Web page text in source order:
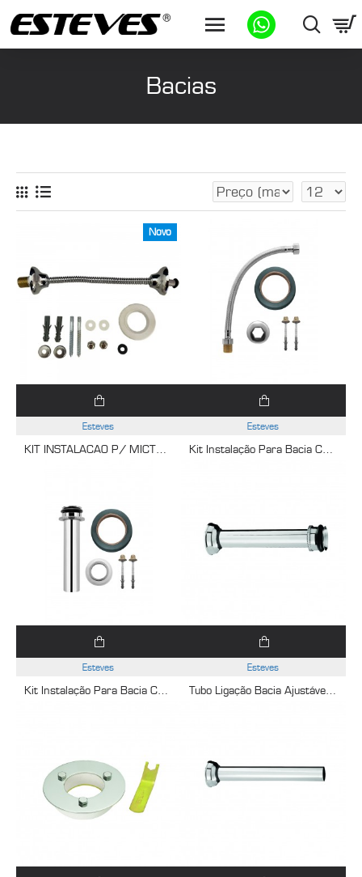
Bacias
Novo
Esteves
KIT INSTALACAO P/ MICTORIO 713 E 715 VLC466CWG
Esteves
Kit Instalação Para Bacia Com Cx Acoplada (Flexivel Inox) Cromado Esteves VAD887CWS
Esteves
Kit Instalação Para Bacia Convencional Cromado Esteves VAD888CWS
Esteves
Tubo Ligação Bacia Ajustável Supd 1.1/2X25Cm Cromado Esteves VLL418CWG